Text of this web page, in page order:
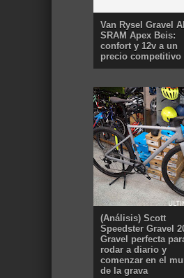
Van Rysel Gravel
SRAM Apex Beis:
confort y 12v a un
precio competitivo
(Análisis) Scott
Speedster Gravel
Gravel perfecta
rodar a diario y
comenzar en el
de la grava